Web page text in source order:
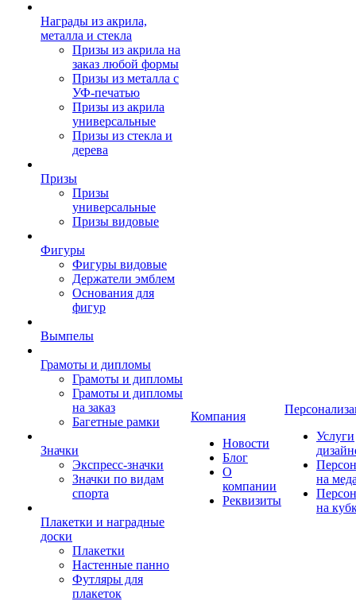
Награды из акрила,
металла и стекла
Призы из акрила на
заказ любой формы
Призы из металла с
УФ-печатью
Призы из акрила
универсальные
Призы из стекла и
дерева
Призы
Призы
универсальные
Призы видовые
Фигуры
Фигуры видовые
Держатели эмблем
Основания для
фигур
Вымпелы
Грамоты и дипломы
Грамоты и дипломы
Грамоты и дипломы
на заказ
Багетные рамки
Значки
Экспресс-значки
Значки по видам
спорта
Плакетки и наградные
доски
Плакетки
Настенные панно
Футляры для
плакеток
Компания
Новости
Блог
О
компании
Реквизиты
Услуги
на
на